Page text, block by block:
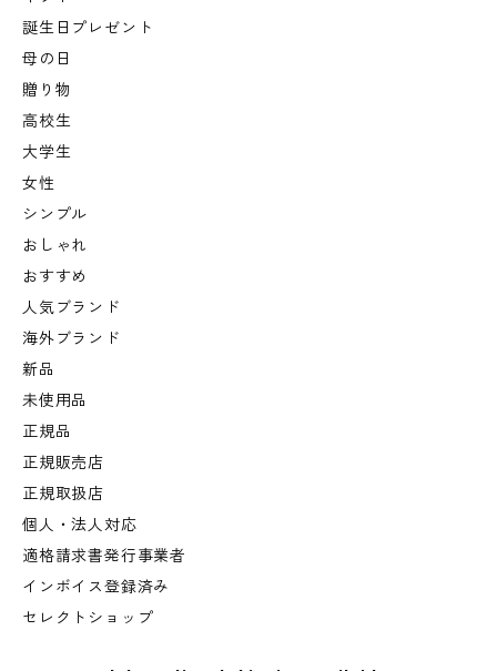
誕生日プレゼント
母の日
贈り物
高校生
大学生
女性
シンプル
おしゃれ
おすすめ
人気ブランド
海外ブランド
新品
未使用品
正規品
正規販売店
正規取扱店
個人・法人対応
適格請求書発行事業者
インボイス登録済み
セレクトショップ